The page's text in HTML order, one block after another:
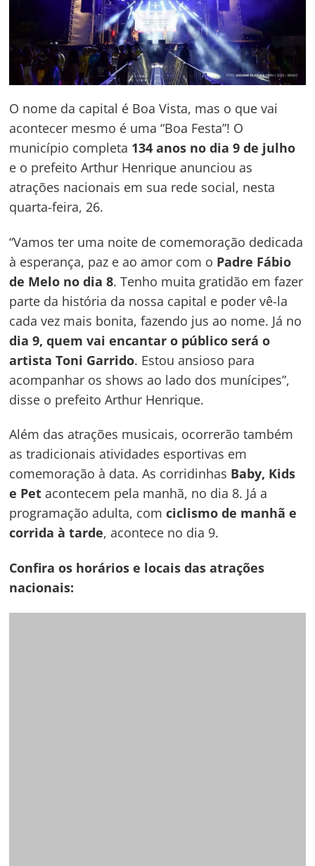
O nome da capital é Boa Vista, mas o que vai
acontecer mesmo é uma “Boa Festa”! O
município completa 134 anos no dia 9 de julho
e o prefeito Arthur Henrique anunciou as
atrações nacionais em sua rede social, nesta
quarta-feira, 26.
“Vamos ter uma noite de comemoração dedicada
à esperança, paz e ao amor com o Padre Fábio
de Melo no dia 8. Tenho muita gratidão em fazer
parte da história da nossa capital e poder vê-la
cada vez mais bonita, fazendo jus ao nome. Já no
dia 9, quem vai encantar o público será o
artista Toni Garrido. Estou ansioso para
acompanhar os shows ao lado dos munícipes”,
disse o prefeito Arthur Henrique.
Além das atrações musicais, ocorrerão também
as tradicionais atividades esportivas em
comemoração à data. As corridinhas Baby, Kids
e Petacontecem pela manhã, no dia 8. Já a
programação adulta, com ciclismo de manhã e
corrida à tarde, acontece no dia 9.
Confira os horários e locais das atrações
nacionais: